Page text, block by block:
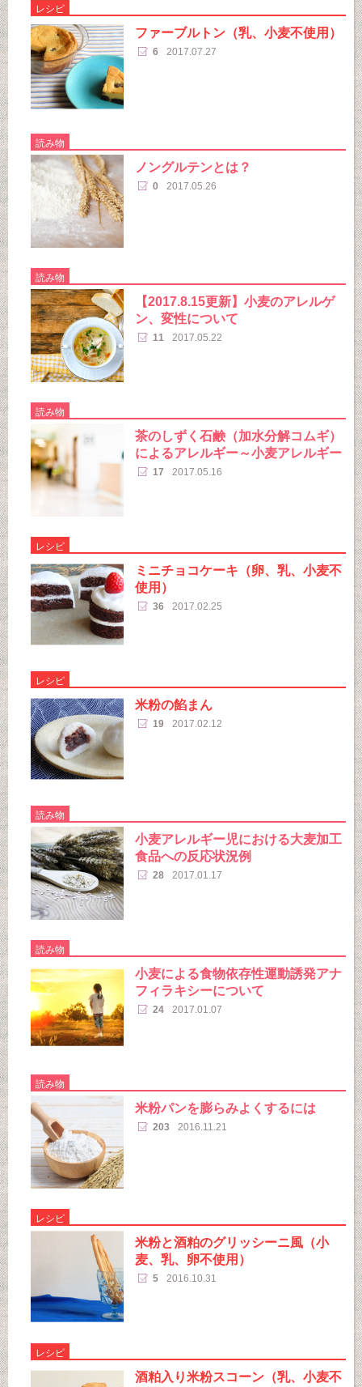
レシピ
ファーブルトン（乳、小麦不使用）
6 2017.07.27
読み物
ノングルテンとは？
0 2017.05.26
読み物
【2017.8.15更新】小麦のアレルゲ
ン、変性について
11 2017.05.22
読み物
茶のしずく石鹸（加水分解コムギ）
によるアレルギー～小麦アレルギー
17 2017.05.16
レシピ
ミニチョコケーキ（卵、乳、小麦不
使用）
36 2017.02.25
レシピ
米粉の餡まん
19 2017.02.12
読み物
小麦アレルギー児における大麦加工
食品への反応状況例
28 2017.01.17
読み物
小麦による食物依存性運動誘発アナ
フィラキシーについて
24 2017.01.07
読み物
米粉パンを膨らみよくするには
203 2016.11.21
レシピ
米粉と酒粕のグリッシーニ風（小
麦、乳、卵不使用）
5 2016.10.31
レシピ
酒粕入り米粉スコーン（乳、小麦不